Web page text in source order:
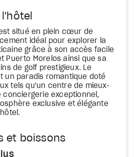
est situé en plein cœur de
idéal pour explorer la
grâce à son accès facile
Puerto Morelos ainsi que sa
de golf prestigieux. Le
un paradis romantique doté
tels qu'un centre de mieux-
exceptionnel,
exclusive et élégante
et boissons